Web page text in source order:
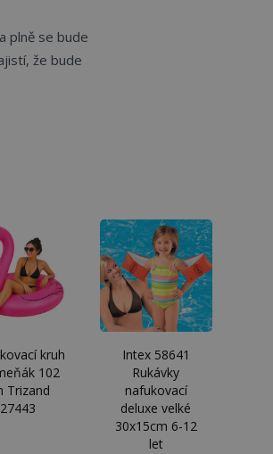
plně se bude
že bude
kruh
102
Trizand
27443
Intex 58641
Rukávky
nafukovací
deluxe velké
30x15cm 6-12
let